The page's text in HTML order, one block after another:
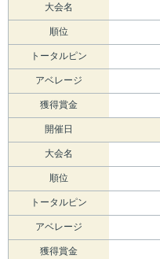
大会名
順位
トータルピン
アベレージ
獲得賞金
開催日
大会名
順位
トータルピン
アベレージ
獲得賞金